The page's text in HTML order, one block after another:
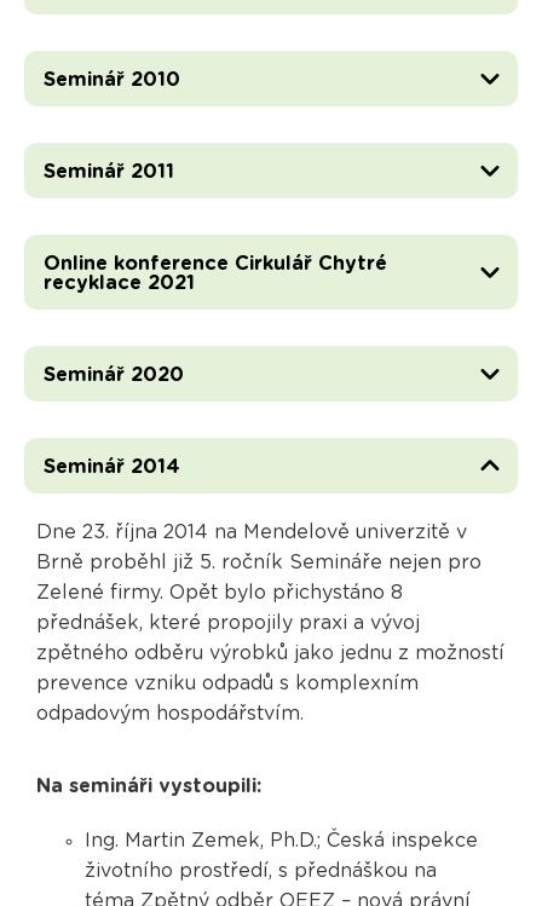
Seminář 2010
Seminář 2011
Online konference Cirkulář Chytré
recyklace 2021
Seminář 2020
Seminář 2014
Dne 23. října 2014 na Mendelově univerzitě v
Brně proběhl již 5. ročník Semináře nejen pro
Zelené firmy. Opět bylo přichystáno 8
přednášek, které propojily praxi a vývoj
zpětného odběru výrobků jako jednu z možností
prevence vzniku odpadů s komplexním
odpadovým hospodářstvím.
Na semináři vystoupili:
Ing. Martin Zemek, Ph.D.; Česká inspekce
životního prostředí, s přednáškou na
téma Zpětný odběr OEEZ – nová právní